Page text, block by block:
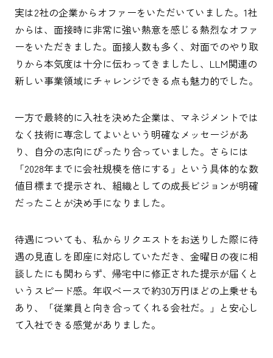
実は2社の企業からオファーをいただいていました。1社
からは、面接時に非常に強い熱意を感じる熱烈なオファ
ーをいただきました。面接人数も多く、対面でのやり取
りから本気度は十分に伝わってきましたし、LLM関連の
新しい事業領域にチャレンジできる点も魅力的でした。
一方で最終的に入社を決めた企業は、マネジメントでは
なく技術に専念してよいという明確なメッセージがあ
り、自分の志向にぴったり合っていました。さらには
「2028年までに会社規模を倍にする」という具体的な数
値目標まで提示され、組織としての成長ビジョンが明確
だったことが決め手になりました。
待遇についても、私からリクエストをお送りした際に待
遇の見直しを即座に対応していただき、金曜日の夜に相
談したにも関わらず、帰宅中に修正された提示が届くと
いうスピード感。年収ベースで約30万円ほどの上乗せも
あり、「従業員と向き合ってくれる会社だ。」と安心し
て入社できる感覚がありました。